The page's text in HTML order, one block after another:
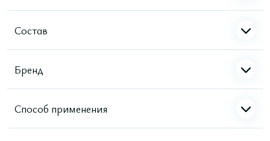
Состав
Бренд
Способ применения